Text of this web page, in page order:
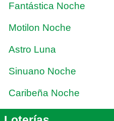
Fantástica Noche
Motilon Noche
Astro Luna
Sinuano Noche
Caribeña Noche